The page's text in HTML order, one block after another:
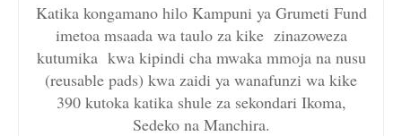
Katika kongamano hilo Kampuni ya Grumeti Fund
imetoa msaada wa taulo za kike zinazoweza
kutumika kwa kipindi cha mwaka mmoja na nusu
(reusable pads) kwa zaidi ya wanafunzi wa kike
390 kutoka katika shule za sekondari Ikoma,
Sedeko na Manchira.